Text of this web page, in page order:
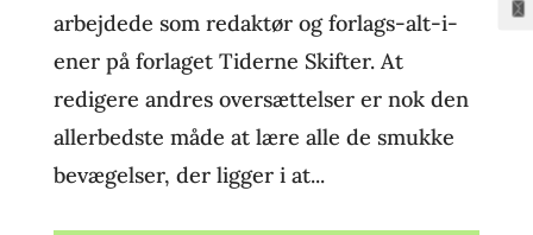
arbejdede som redaktør og forlags-alt-i-
ener på forlaget Tiderne Skifter. At
redigere andres oversættelser er nok den
allerbedste måde at lære alle de smukke
bevægelser, der ligger i at...